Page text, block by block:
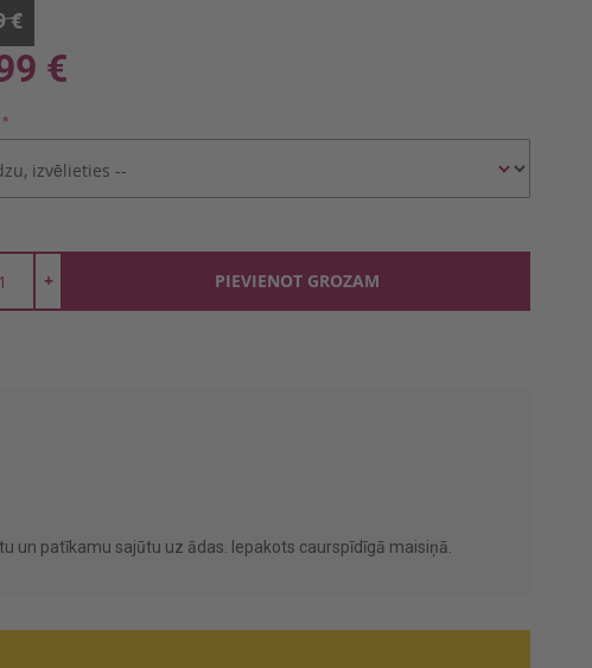
€
€
+ PIEVIENOT GROZAM
un patīkamu sajūtu uz ādas. Iepakots caurspīdīgā maisiņā.